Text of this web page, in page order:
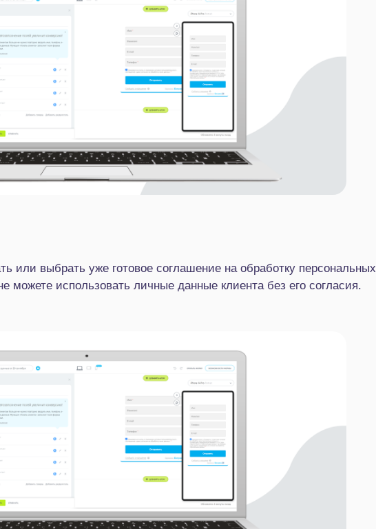
или выбрать уже готовое соглашение на обработку персональных
можете использовать личные данные клиента без его согласия.